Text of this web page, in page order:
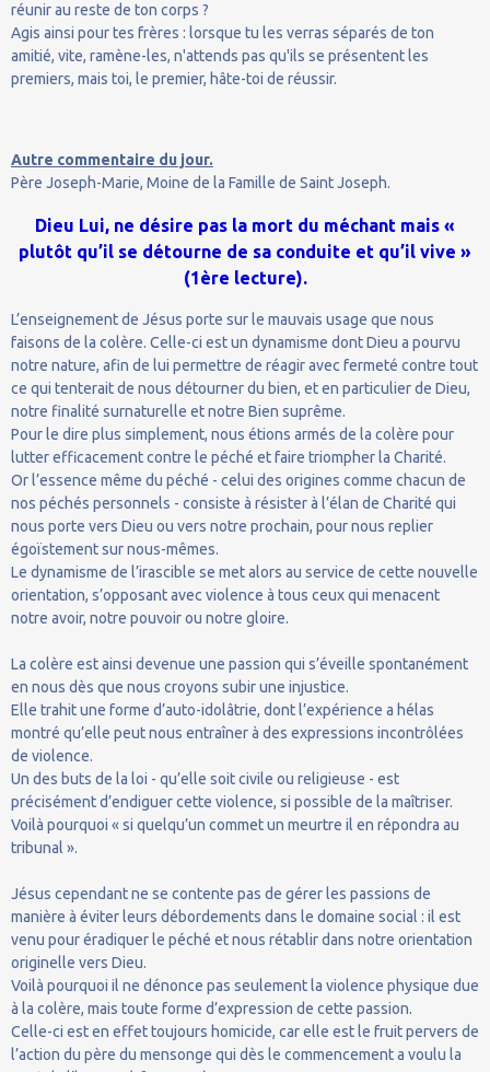
réunir au reste de ton corps ?
Agis ainsi pour tes frères : lorsque tu les verras séparés de ton
amitié, vite, ramène-les, n'attends pas qu'ils se présentent les
premiers, mais toi, le premier, hâte-toi de réussir.
Autre commentaire du jour.
Père Joseph-Marie, Moine de la Famille de Saint Joseph.
Dieu Lui, ne désire pas la mort du méchant mais «
plutôt qu’il se détourne de sa conduite et qu’il vive »
(1ère lecture).
L’enseignement de Jésus porte sur le mauvais usage que nous
faisons de la colère. Celle-ci est un dynamisme dont Dieu a pourvu
notre nature, afin de lui permettre de réagir avec fermeté contre tout
ce qui tenterait de nous détourner du bien, et en particulier de Dieu,
notre finalité surnaturelle et notre Bien suprême.
Pour le dire plus simplement, nous étions armés de la colère pour
lutter efficacement contre le péché et faire triompher la Charité.
Or l’essence même du péché - celui des origines comme chacun de
nos péchés personnels - consiste à résister à l’élan de Charité qui
nous porte vers Dieu ou vers notre prochain, pour nous replier
égoïstement sur nous-mêmes.
Le dynamisme de l’irascible se met alors au service de cette nouvelle
orientation, s’opposant avec violence à tous ceux qui menacent
notre avoir, notre pouvoir ou notre gloire.
La colère est ainsi devenue une passion qui s’éveille spontanément
en nous dès que nous croyons subir une injustice.
Elle trahit une forme d’auto-idolâtrie, dont l’expérience a hélas
montré qu’elle peut nous entraîner à des expressions incontrôlées
de violence.
Un des buts de la loi - qu’elle soit civile ou religieuse - est
précisément d’endiguer cette violence, si possible de la maîtriser.
Voilà pourquoi « si quelqu’un commet un meurtre il en répondra au
tribunal ».
Jésus cependant ne se contente pas de gérer les passions de
manière à éviter leurs débordements dans le domaine social : il est
venu pour éradiquer le péché et nous rétablir dans notre orientation
originelle vers Dieu.
Voilà pourquoi il ne dénonce pas seulement la violence physique due
à la colère, mais toute forme d’expression de cette passion.
Celle-ci est en effet toujours homicide, car elle est le fruit pervers de
l’action du père du mensonge qui dès le commencement a voulu la